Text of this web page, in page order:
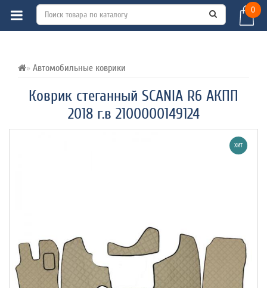
0
Автомобильные коврики
Коврик стеганный SCANIA R6 АКПП
2018 г.в 2100000149124
ВСЕ О ТОВАРЕ ХАРАКТЕРИСТИКИ
ХИТ